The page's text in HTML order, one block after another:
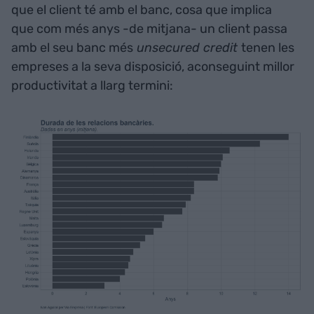
que el client té amb el banc, cosa que implica
que com més anys -de mitjana- un client passa
amb el seu banc més unsecured credit tenen les
empreses a la seva disposició, aconseguint millor
productivitat a llarg termini: